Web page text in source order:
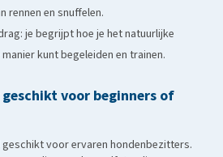
rennen en snuffelen.
je begrijpt hoe je het natuurlijke
kunt begeleiden en trainen.
voor beginners of
voor ervaren hondenbezitters.